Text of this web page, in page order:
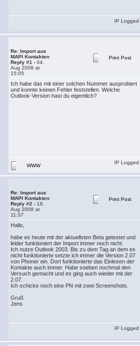
IP Logged
Re: Import aus
MAPI Kontakten
Reply #1 - 04.
Aug 2008 at
15:05
Print Post
Ich habe das mit einer solchen Nummer ausprobiert
und konnte keinen Fehler feststellen. Welche
Outlook-Version hast du eigentlich?
WWW
IP Logged
Re: Import aus
MAPI Kontakten
Reply #2 - 18.
Aug 2008 at
11:37
Print Post
Hallo,
habe es heute mit der aktuellsten Beta getestet und
leider funktioniert der Import immer noch nicht.
Ich nutze Outlook 2003. Bis zu dem Tag an dem es
nicht funktionierte setzte ich immer die Version 2.07
von Phoner ein. Dort funktionierte das Einlesen der
Kontakte auch immer. Habe soeben nochmal den
Versuch gemacht und es ging auch wieder mit der
2.07.
Ich schicke noch eine PN mit zwei Screenshots.
Gruß
Jens
IP Logged